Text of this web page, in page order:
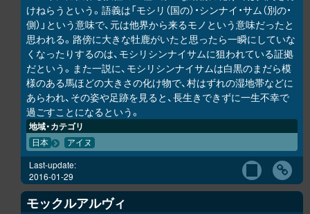
けねらうという。語義は「モシリ（国の）・シンナイ・サム（別の・
側）」という意味で、元は他界から来るモノという意味だったと
思われる。路傍に大きな牡鹿がいたと思ったら一瞬にしていな
くなったりするのは、モシリシンナイサムに狙われている証拠
だという。また一説に、モシリシンナイサムは白黒のまだら模
様のある馬ほどの大きさの化け物で、村はずれの湿地帯などに
あらわれ、その姿や足跡を見ると、長生きできずに一生不幸で
過ごすことになるという。
地域・カテゴリ
日本 アイヌ
Last-update:
2016-01-29
モックルアルヴィ